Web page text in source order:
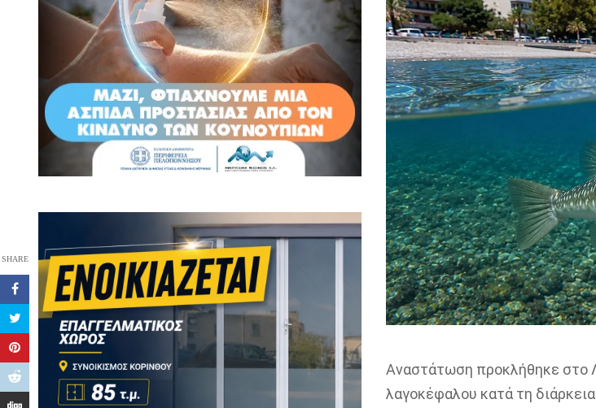
SHARE
Αναστάτωση προκλήθηκε στο
λαγοκέφαλου κατά τη